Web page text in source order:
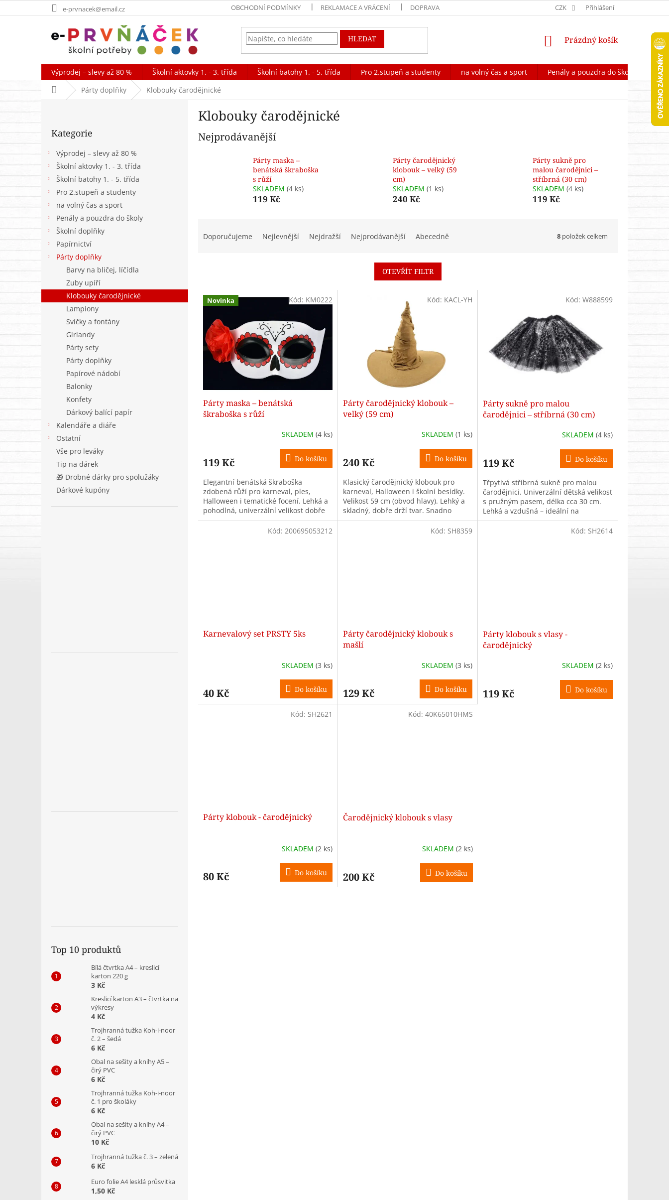
na
e-prvnacek@email.cz OBCHODNÍ PODMÍNKY REKLAMACE A VRÁCENÍ DOPRAVA FORMULÁŘ NA ODSTOUPENÍ OD
CZK Přihlášení
HLEDAT
NÁKUPNÍ
Prázdný košík
Výprodej – slevy až 80 % Školní aktovky 1. - 3. třída Školní batohy 1. - 5. třída Pro 2.stupeň a studenty na volný čas a sport Penály a pouzdra do školy
Domů Párty doplňky Klobouky čarodějnické
P
n
kategorie
Kategorie
Výprodej – slevy až 80 %
Školní aktovky 1. - 3. třída
Školní batohy 1. - 5. třída
Pro 2.stupeň a studenty
na volný čas a sport
Penály a pouzdra do školy
Školní doplňky
Papírnictví
Párty doplňky
Barvy na bličej, líčídla
Zuby upíří
Klobouky čarodějnické
Lampiony
Svíčky a fontány
Girlandy
Párty sety
Párty doplňky
Papírové nádobí
Balonky
Konfety
Dárkový balící papír
Kalendáře a diáře
Ostatní
Vše pro leváky
Tip na dárek
🎁 Drobné dárky pro spolužáky
Dárkové kupóny
Top 10 produktů
Bílá čtvrtka A4 – kreslicí
karton 220 g
3 Kč
Kreslicí karton A3 – čtvrtka na
výkresy
4 Kč
Trojhranná tužka Koh-i-noor
č. 2 – šedá
6 Kč
Obal na sešity a knihy A5 –
čirý PVC
6 Kč
Trojhranná tužka Koh-i-noor
č. 1 pro školáky
6 Kč
Obal na sešity a knihy A4 –
čirý PVC
10 Kč
Trojhranná tužka č. 3 – zelená
6 Kč
Euro folie A4 lesklá průsvitka
1,50 Kč
Klobouky čarodějnické
Nejprodávanější
Párty maska –
benátská škraboška
s růží
SKLADEM (4 ks)
119 Kč
Párty čarodějnický
klobouk – velký (59
cm)
SKLADEM (1 ks)
240 Kč
Párty sukně pro
malou čarodějnici –
stříbrná (30 cm)
SKLADEM (4 ks)
119 Kč
k
Doporučujeme Nejlevnější Nejdražší Nejprodávanější Abecedně 8 položek celkem
OTEVŘÍT FILTR
V
p
u
k
Novinka
Párty maska – benátská
škraboška s růží
SKLADEM (4 ks)
119 Kč Do košíku
Elegantní benátská škraboška
zdobená růží pro karneval, ples,
Halloween i tematické focení. Lehká a
pohodlná, univerzální velikost dobře
sedí starším dětem i dospělým.
Kód: KM0222
Párty čarodějnický klobouk –
velký (59 cm)
SKLADEM (1 ks)
240 Kč Do košíku
Klasický čarodějnický klobouk pro
karneval, Halloween i školní besídky.
Velikost 59 cm (obvod hlavy). Lehký a
skladný, dobře drží tvar. Snadno
doladí jakýkoli kostým malé i...
Kód: KACL-YH
Párty sukně pro malou
čarodějnici – stříbrná (30 cm)
SKLADEM (4 ks)
119 Kč Do košíku
Třpytivá stříbrná sukně pro malou
čarodějnici. Univerzální dětská velikost
s pružným pasem, délka cca 30 cm.
Lehká a vzdušná – ideální na
Halloween, karneval i školní besídky....
Kód: W888599
Karnevalový set PRSTY 5ks
SKLADEM (3 ks)
40 Kč Do košíku
Kód: 200695053212
Párty čarodějnický klobouk s
mašlí
SKLADEM (3 ks)
129 Kč Do košíku
Kód: SH8359
Párty klobouk s vlasy -
čarodějnický
SKLADEM (2 ks)
119 Kč Do košíku
Kód: SH2614
Párty klobouk - čarodějnický
SKLADEM (2 ks)
80 Kč Do košíku
Kód: SH2621
Čarodějnický klobouk s vlasy
SKLADEM (2 ks)
200 Kč Do košíku
Kód: 40K65010HMS